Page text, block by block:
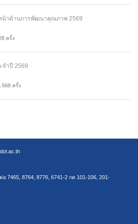
น้าด้านการพัฒนาคุณภาพ 2569
ครั้ง
จำปี 2569
568 ครั้ง
อ 7465, 8764, 8776, 6741-2 กด 101-106, 201-